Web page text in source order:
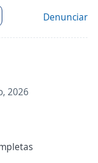
Denunciar
2026